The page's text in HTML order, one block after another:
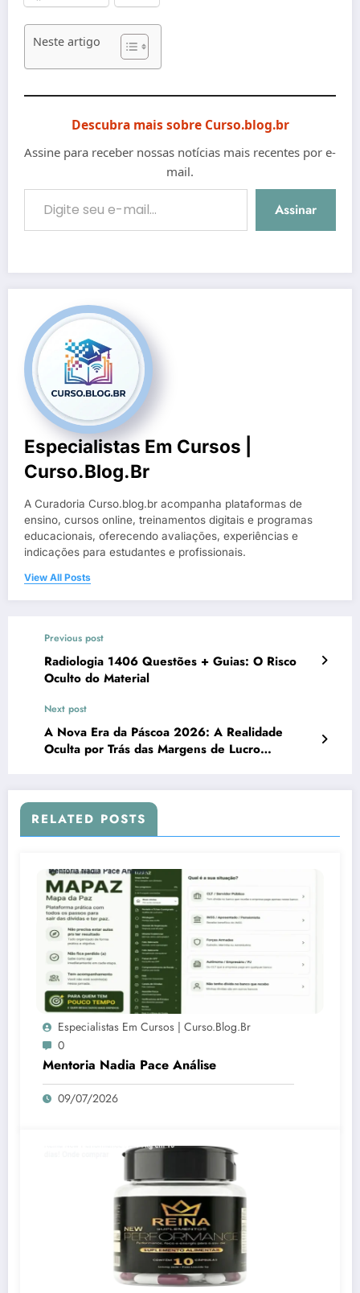
Neste artigo
Descubra mais sobre Curso.blog.br
Assine para receber nossas notícias mais recentes por e-
mail.
Digite seu e-mail…
Assinar
Especialistas Em Cursos |
Curso.blog.br
A Curadoria Curso.blog.br acompanha plataformas de
ensino, cursos online, treinamentos digitais e programas
educacionais, oferecendo avaliações, experiências e
indicações para estudantes e profissionais.
View All Posts
Previous post
Radiologia 1406 Questões + Guias: O Risco
Oculto do Material
Next post
A Nova Era da Páscoa 2026: A Realidade
Oculta por Trás das Margens de Lucro
RELATED POSTS
Especialistas Em Cursos | Curso.blog.br
0
Mentoria Nadia Pace Análise
09/07/2026